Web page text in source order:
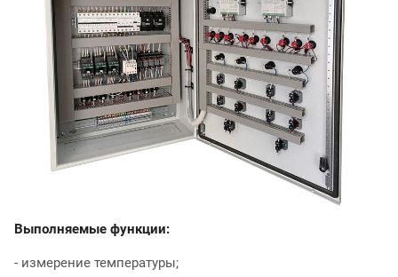
Выполняемые функции:
- измерение температуры;